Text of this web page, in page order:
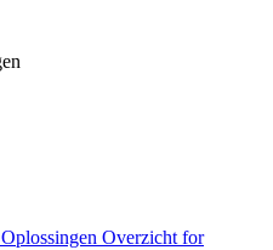
Overzicht for